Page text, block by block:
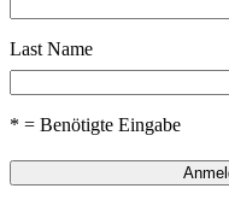
Last Name
* = Benötigte Eingabe